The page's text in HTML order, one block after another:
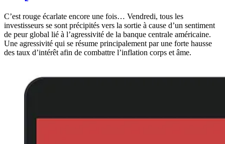
C’est rouge écarlate encore une fois… Vendredi, tous les
investisseurs se sont précipités vers la sortie à cause d’un sentiment
de peur global lié à l’agressivité de la banque centrale américaine.
Une agressivité qui se résume principalement par une forte hausse
des taux d’intérêt afin de combattre l’inflation corps et âme.